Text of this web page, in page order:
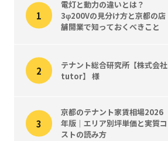
電灯と動力の違いとは？
3φ200Vの見分け方と京都の店
舗開業で知っておくべきこと
テナント総合研究所【株式会社
tutor】 様
京都のテナント家賃相場2026
年版｜エリア別坪単価と実質コ
ストの読み方